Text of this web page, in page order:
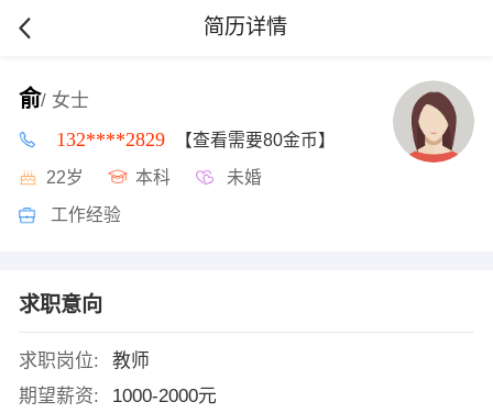
简历详情
俞/ 女士
132****2829 【查看需要80金币】
22岁 本科 未婚
工作经验
求职意向
求职岗位:
教师
期望薪资:
1000-2000元